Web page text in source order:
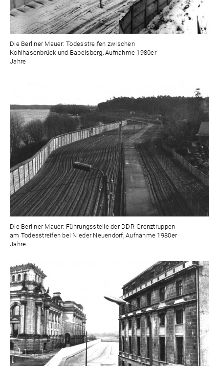
Die Berliner Mauer: Todesstreifen zwischen
Kohlhasenbrück und Babelsberg, Aufnahme 1980er
Jahre
Die Berliner Mauer: Führungsstelle der DDR-Grenztruppen
am Todesstreifen bei Nieder Neuendorf, Aufnahme 1980er
Jahre